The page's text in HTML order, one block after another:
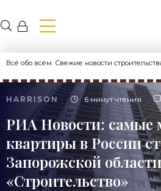
Всё обо всём. Свежие новости
HARRISON 6 минут чтения
РИА Новости: самые
квартиры в России
Запорожской
«Строительство»